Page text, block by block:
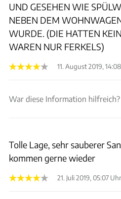
UND GESEHEN WIE
NEBEN DEM
WURDE. (DIE HATTEN
WAREN NUR FERKELS)
11. August 2019,
War diese Information hilfreich?
Tolle Lage, sehr sauberer
kommen gerne wieder
21. Juli 2019, 05:07 Uhr